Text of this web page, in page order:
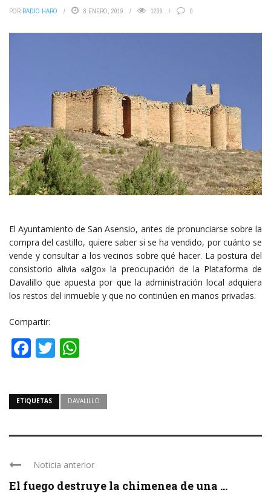
POR RADIO HARO 8 ENERO, 2019 1239 0
El Ayuntamiento de San Asensio, antes de pronunciarse sobre la
compra del castillo, quiere saber si se ha vendido, por cuánto se
vende y consultar a los vecinos sobre qué hacer. La postura del
consistorio alivia «algo» la preocupación de la Plataforma de
Davalillo que apuesta por que la administración local adquiera
los restos del inmueble y que no continúen en manos privadas.
Compartir:
Facebook
Twitter
ETIQUETAS DAVALILLO
Noticia anterior
El fuego destruye la chimenea de una ...